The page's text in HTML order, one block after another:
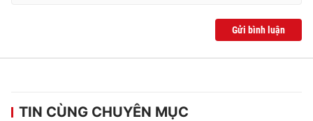
Gửi bình luận
TIN CÙNG CHUYÊN MỤC